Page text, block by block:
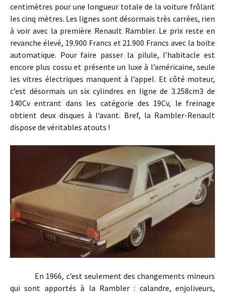
centimètres pour une longueur totale de la voiture frôlant
les cinq mètres. Les lignes sont désormais très carrées, rien
à voir avec la première Renault Rambler. Le prix reste en
revanche élevé, 19.900 Francs et 21.900 Francs avec la boite
automatique. Pour faire passer la pilule, l’habitacle est
encore plus cossu et présente un luxe à l’américaine, seule
les vitres électriques manquent à l’appel. Et côté moteur,
c’est désormais un six cylindres en ligne de 3.258cm3 de
140Cv entrant dans les catégorie des 19Cv, le freinage
obtient deux disques à l‘avant. Bref, la Rambler-Renault
dispose de véritables atouts !
En 1966, c’est seulement des changements mineurs
qui sont apportés à la Rambler : calandre, enjoliveurs,